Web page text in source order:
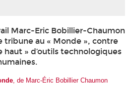
Marc-Eric Bobillier-Chaumon
tribune au « Monde », contre
» d’outils technologiques
, de Marc-Éric Bobillier Chaumon